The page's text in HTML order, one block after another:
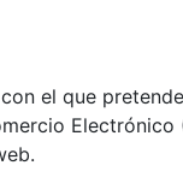
el que
Electrónico